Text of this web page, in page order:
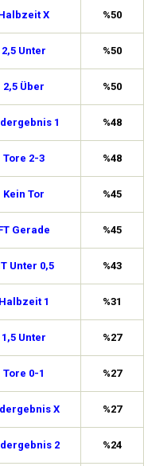
X %50
2,5 Unter %50
2,5 Über %50
1 %48
Tore 2-3 %48
Kein Tor %45
Gerade %45
Unter 0,5 %43
Halbzeit 1 %31
1,5 Unter %27
Tore 0-1 %27
X %27
2 %24